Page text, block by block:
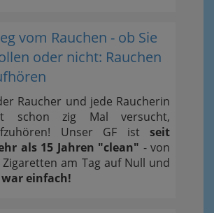
vom Rauchen - ob Sie
oder nicht: Rauchen
Raucher und jede Raucherin
schon zig Mal versucht,
Unser GF ist seit
als 15 Jahren "clean" - von
Zigaretten am Tag auf Null und
war einfach!